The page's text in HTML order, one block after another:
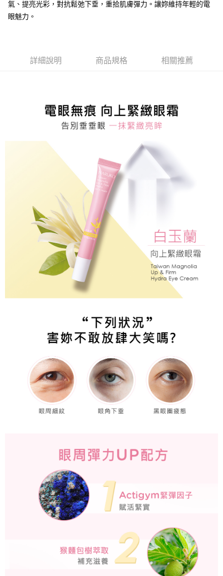
台新國際商業銀行
中國信託商業銀行
台灣樂天信用卡公司
元大商業銀行
永豐商業銀行
玉山商業銀行
悠遊付
1.本服務由台灣大哥大提供，台灣大哥大用戶可立即使用無須另外申請。
2.付款方式選擇「大哥付你分期」，訂單成立後會自動跳轉到大哥付的交易
消。如遇「轉專審核」未通過狀況，表示未達大哥付你分期系統評分，恕無
法說明評估內容。
2.透過簡訊連結打開帳單後，可選擇「超商條碼／台灣大直營門市／銀行轉
帳／街口支付／iPASS MONEY」等通路繳費。
1.本服務係由「台灣大哥大股份有限公司」（以下簡稱本公司）所提供，讓
用戶於交易時，得透過本服務購買商品或服務，並由商店將買賣／分期付款
買賣價金債權讓與本公司後，依約使用本公司帳單繳交帳款。
2.基於同意付款使用「大哥付你分期」之契約關係目的，商店將以您的個人
資料（包含姓名、電話或地址）提供予台灣大哥大進項蒐集、處理及利用，
由本公司與您本人進行分期帳單所需資料之確認、核對及更正。
3.完整用戶服務條款，請詳閱以下連結：
https://oppay.tw/userRule
相關說明
１．簡單：不需註冊會員、不需綁卡、不需儲值。
２．便利：只要手機號碼，簡訊認證，即可結帳。
３．安心：先確認商品／服務後，再付款。
【「AFTEE先享後付」結帳流程】
１．於結帳方式選擇「AFTEE先享後付」後，將跳轉至「AFTEE先享後付」
結帳頁面，進行簡訊認證並確認金額後，即可完成結帳。
２．訂單成立數日內，您將收到繳費通知簡訊。
３．收到繳費通知簡訊後14天內，點擊此簡訊中的連結，可透過四大超商／
ATM／網路銀行／等多元方式進行付款，方視為交易完成。
※ 請注意：結帳手續完成當下不需立刻繳費，但若您需要取消訂單，請聯絡
購買商品的店家。未經商家同意取消之訂單仍視為有效，需透過AFTEE先享
後付繳納相關費用。
※ 交易是否成功請以「AFTEE先享後付 」之結帳頁面顯示為準，若有關於
是否繳費成功／繳費後需取消欲退款等相關疑問，請聯繫「AFTEE先享後付
客戶支援中心」
https://netprotections.freshdesk.com/support/home
【注意事項】
１．透過由恩沛科技股份有限公司提供之「AFTEE先享後付」服務完成之交
易，需依本服務之必要範圍內提供個人資料，並將交易相關給付款項請求債
權轉讓予恩沛科技股份有限公司。
２．關於個人資料處理事宜，請瀏覽以下網址：
「AFTEE先享後付」，若未經同意申辦者引起之損失，本公司不負相關責
４．使用「AFTEE先享後付」時，將依據個別帳號之用戶狀況，依本公司即
請求用戶進行身份認證。
５．嚴禁一人註冊多個帳號或使用他人資訊註冊。若發現惡意使用之情形，
恩沛科技股份有限公司將有權停止該用戶之使用額度並採取法律行動。
每筆NT$80，滿NT$599(含以上)免運費
每筆NT$80，滿NT$599(含以上)免運費
每筆NT$80，滿NT$599(含以上)免運費
付款後萊爾富取貨
每筆NT$80，滿NT$599(含以上)免運費
每筆NT$80，滿NT$599(含以上)免運費
每筆NT$80，滿NT$599(含以上)免運費
每筆NT$80，滿NT$599(含以上)免運費
每筆NT$220，滿NT$599(含以上)免運費
氣、提亮光彩，對抗鬆弛下垂，重拾肌膚彈力。讓妳維持年輕的電
眼魅力。
詳細說明 商品規格 相關推薦